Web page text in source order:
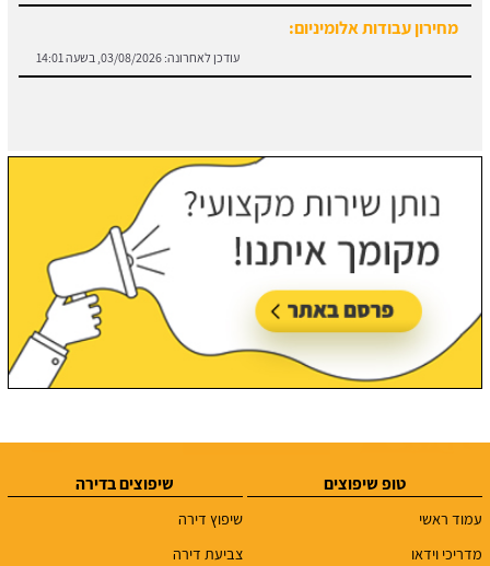
מחירון עבודות אלומיניום:
עודכן לאחרונה: 03/08/2026, בשעה 14:01
טופ שיפוצים
עמוד ראשי
מדריכי וידאו
שיפוצים בדירה
שיפוץ דירה
צביעת דירה